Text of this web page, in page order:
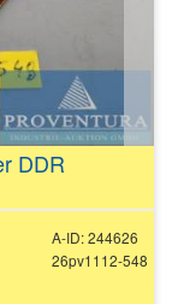
DDR
A-ID: 244626
26pv1112-548